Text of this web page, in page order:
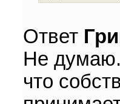
Ответ
Не
что